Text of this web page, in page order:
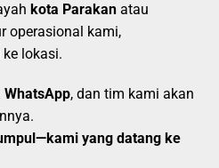
kota Parakan atau
operasional kami,
lokasi.
, dan tim kami akan
yang datang ke